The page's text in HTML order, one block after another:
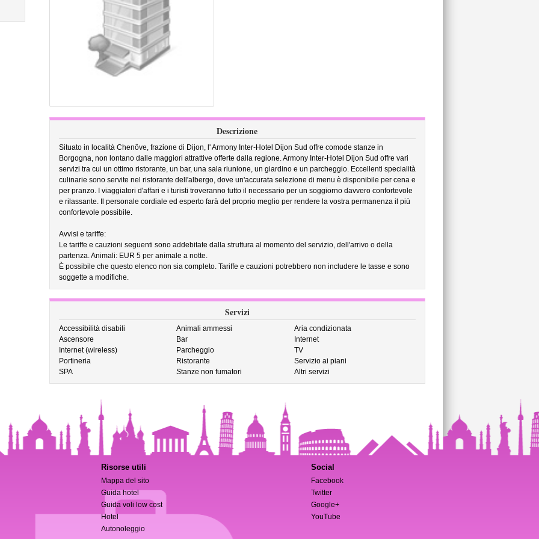
Descrizione
Situato in località Chenôve, frazione di Dijon, l' Armony Inter-Hotel Dijon Sud offre comode stanze in
Borgogna, non lontano dalle maggiori attrattive offerte dalla regione. Armony Inter-Hotel Dijon Sud offre vari
servizi tra cui un ottimo ristorante, un bar, una sala riunione, un giardino e un parcheggio. Eccellenti specialità
culinarie sono servite nel ristorante dell'albergo, dove un'accurata selezione di menu è disponibile per cena e
per pranzo. I viaggiatori d'affari e i turisti troveranno tutto il necessario per un soggiorno davvero confortevole
e rilassante. Il personale cordiale ed esperto farà del proprio meglio per rendere la vostra permanenza il più
confortevole possibile.
Avvisi e tariffe:
Le tariffe e cauzioni seguenti sono addebitate dalla struttura al momento del servizio, dell'arrivo o della
partenza. Animali: EUR 5 per animale a notte.
È possibile che questo elenco non sia completo. Tariffe e cauzioni potrebbero non includere le tasse e sono
soggette a modifiche.
Servizi
Accessibilità disabili Animali ammessi
Aria condizionata
Ascensore
Bar
Internet
Internet (wireless)
Parcheggio
TV
Portineria
Ristorante
Servizio ai piani
SPA
Stanze non fumatori Altri servizi
Risorse utili
Mappa del sito
Guida hotel
Guida voli low cost
Hotel
Autonoleggio
Social
Facebook
Twitter
Google+
YouTube